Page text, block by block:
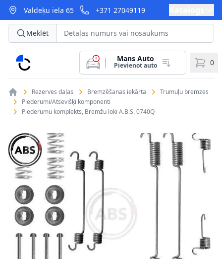
Valdeķu iela 65 +371 27049119
CarParts
Meklēt
Mans Auto
Pievienot auto 0
Rezerves daļas Bremzēšanas iekārta
Trumuļu bremzes
Piederumi/Atsevišķi komponenti
Piederumu komplekts, Bremžu loki A.B.S. 0740Q